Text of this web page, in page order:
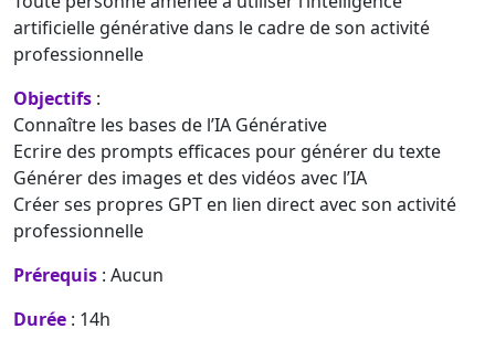
artificielle générative dans le cadre de son activité
professionnelle
Objectifs :
Connaître les bases de l’IA Générative
Ecrire des prompts efficaces pour générer du texte
Générer des images et des vidéos avec l’IA
Créer ses propres GPT en lien direct avec son activité
professionnelle
Prérequis : Aucun
Durée : 14h